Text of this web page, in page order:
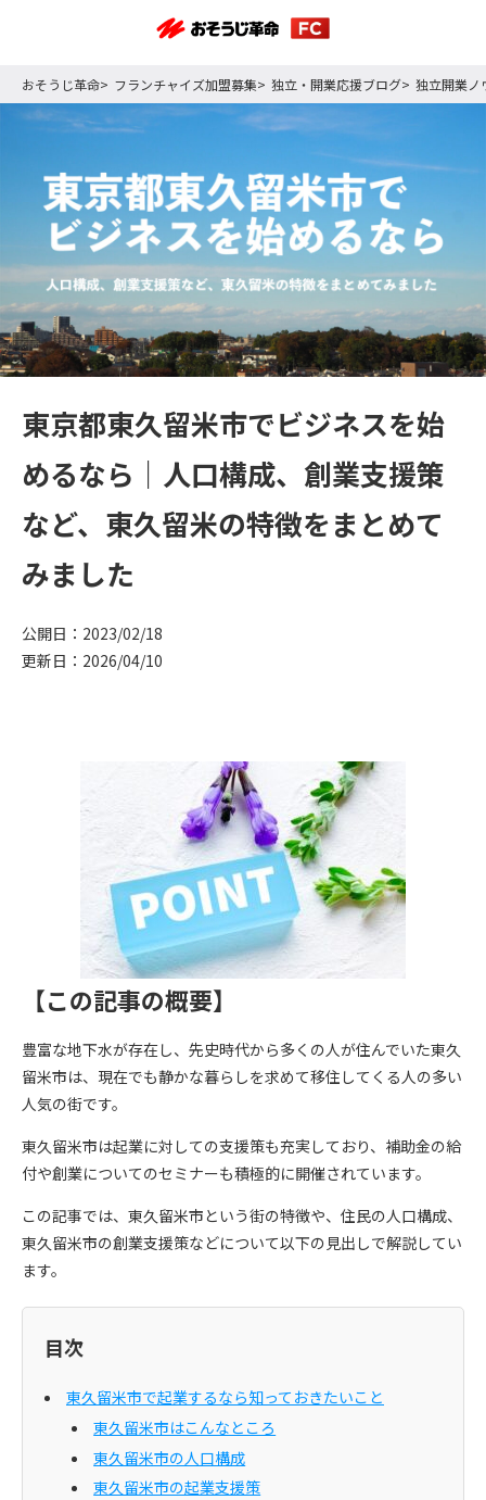
おそうじ革命 フランチャイズ加盟募集 独立・開業応援ブログ 独立開業ノ
東京都東久留米市でビジネスを始
めるなら｜人口構成、創業支援策
など、東久留米の特徴をまとめて
みました
公開日：2023/02/18
更新日：2026/04/10
【この記事の概要】
豊富な地下水が存在し、先史時代から多くの人が住んでいた東久
留米市は、現在でも静かな暮らしを求めて移住してくる人の多い
人気の街です。
東久留米市は起業に対しての支援策も充実しており、補助金の給
付や創業についてのセミナーも積極的に開催されています。
この記事では、東久留米市という街の特徴や、住民の人口構成、
東久留米市の創業支援策などについて以下の見出しで解説してい
ます。
目次
東久留米市で起業するなら知っておきたいこと
東久留米市はこんなところ
東久留米市の人口構成
東久留米市の起業支援策